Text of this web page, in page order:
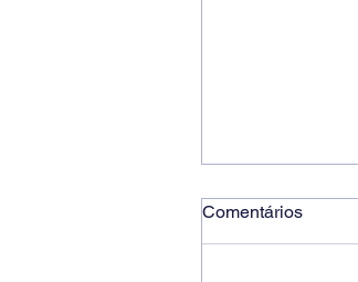
Comentários